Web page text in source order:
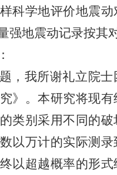
科学地评价地震
强地震动记录按其
，我所谢礼立院
》。本研究将现
类别采用不同的
以万计的实际测
以超越概率的形